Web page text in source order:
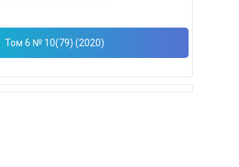
Том 6 № 10(79) (2020)